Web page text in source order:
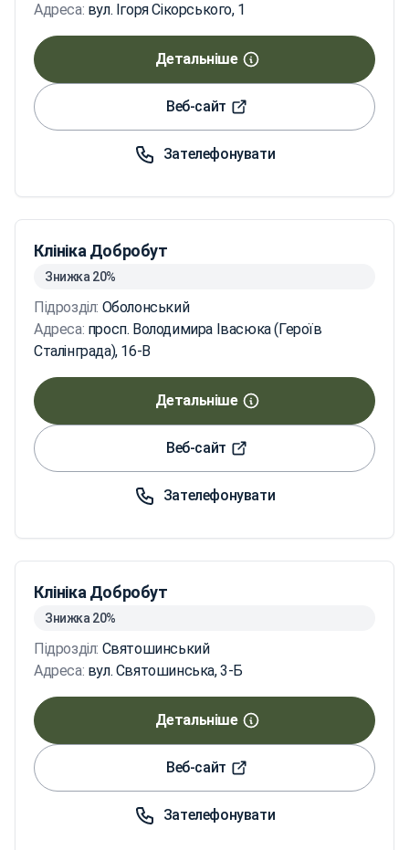
Адреса: вул. Ігоря Сікорського, 1
Детальніше
Веб-сайт
Зателефонувати
Клініка Добробут
Знижка 20%
Підрозділ: Оболонський
Адреса: просп. Володимира Івасюка (Героїв
Сталінграда), 16-В
Детальніше
Веб-сайт
Зателефонувати
Клініка Добробут
Знижка 20%
Підрозділ: Святошинський
Адреса: вул. Святошинська, 3-Б
Детальніше
Веб-сайт
Зателефонувати